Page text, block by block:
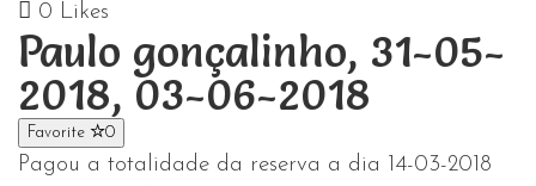
0 Likes
Paulo gonçalinho, 31-05-
2018, 03-06-2018
Favorite 0
Pagou a totalidade da reserva a dia 14-03-2018